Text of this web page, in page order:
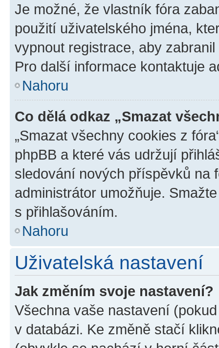
Je možné, že vlastník fóra
použití uživatelského jména,
vypnout registrace, aby
Pro další informace kontaktuje
Nahoru
Co dělá odkaz „Smazat
„Smazat všechny cookies z
phpBB a které vás udržují
sledování nových příspěvků na
administrátor umožňuje.
s přihlašováním.
Nahoru
Uživatelská nastavení
Jak změním svoje nastavení?
Všechna vaše nastavení
v databázi. Ke změně stačí